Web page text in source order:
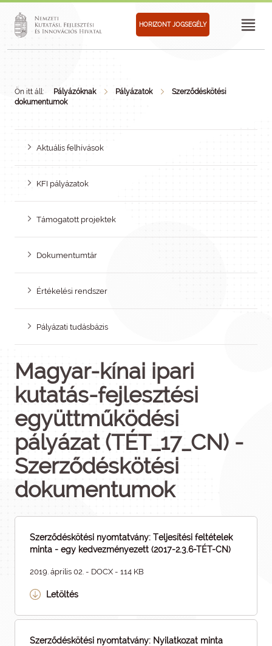
HORIZONT JOGSEGÉLY
Ön itt áll: Pályázóknak Pályázatok
Szerződéskötési
dokumentumok
Aktuális felhívások
KFI pályázatok
Támogatott projektek
Dokumentumtár
Értékelési rendszer
Pályázati tudásbázis
Magyar-kínai ipari
kutatás-fejlesztési
együttműködési
pályázat (TÉT_17_CN) -
Szerződéskötési
dokumentumok
Szerződéskötési nyomtatvány: Teljesítési feltételek
minta - egy kedvezményezett (2017-2.3.6-TÉT-CN)
2019. április 02. - DOCX - 114 KB
Letöltés
Szerződéskötési nyomtatvány: Nyilatkozat minta